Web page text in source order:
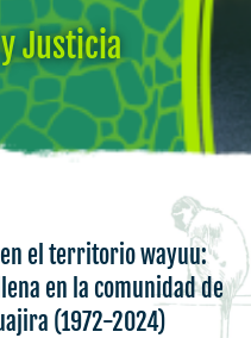
Justicia
el territorio wayuu:
en la comunidad de
(1972-2024)